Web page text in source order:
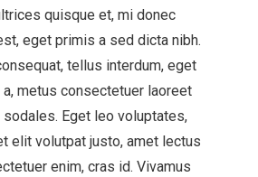
quisque et, mi donec
eget primis a sed dicta nibh.
tellus interdum, eget
metus consectetuer laoreet
sodales. Eget leo voluptates,
elit volutpat justo, amet lectus
enim, cras id. Vivamus